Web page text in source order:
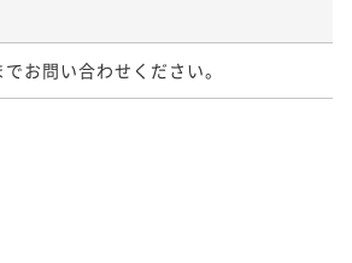
お問い合わせください。